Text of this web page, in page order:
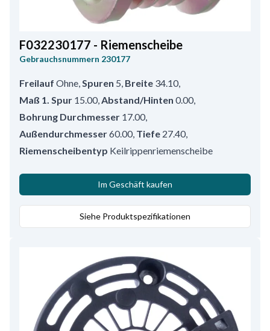
F032230177 - Riemenscheibe
Gebrauchsnummern 230177
Freilauf Ohne Spuren 5 Breite 34.10,
Maß 1. Spur 15.00, Abstand/Hinten 0.00,
Bohrung Durchmesser 17.00,
Außendurchmesser60.00, Tiefe 27.40,
Riemenscheibentyp Keilrippenriemenscheibe
Im Geschäft kaufen
Siehe Produktspezifikationen